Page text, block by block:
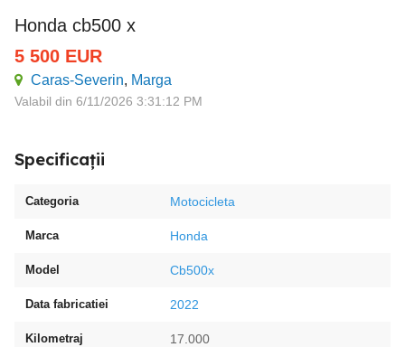
honda cb500 x
5 500 EUR
Caras-Severin, Marga
Valabil din 6/11/2026 3:31:12 PM
Specificații
Categoria Motocicleta
Marca Honda
Model Cb500x
Data fabricatiei 2022
Kilometraj 17.000